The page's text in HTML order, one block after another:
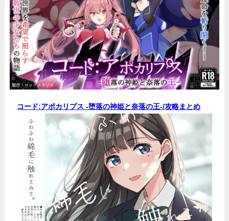
コード:アポカリプス -堕落の神姫と奈落の王-/攻略まとめ